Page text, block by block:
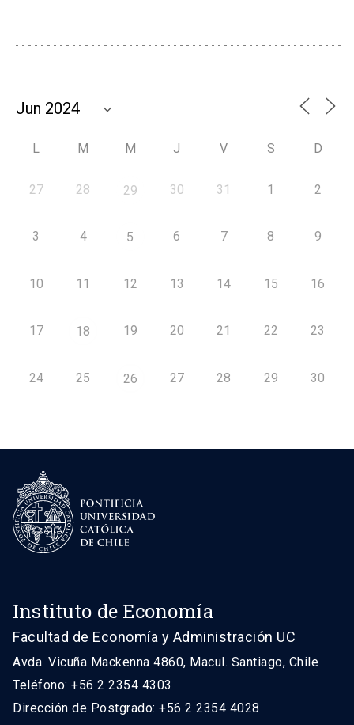
L M M J V S D
27 28 29 30 31 1 2
3 4 5 6 7 8 9
10 11 12 13 14 15 16
17 18 19 20 21 22 23
24 25 26 27 28 29 30
Instituto de Economía
Facultad de Economía y Administración UC
Avda. Vicuña Mackenna 4860, Macul. Santiago, Chile
Teléfono: +56 2 2354 4303
Dirección de Postgrado: +56 2 2354 4028